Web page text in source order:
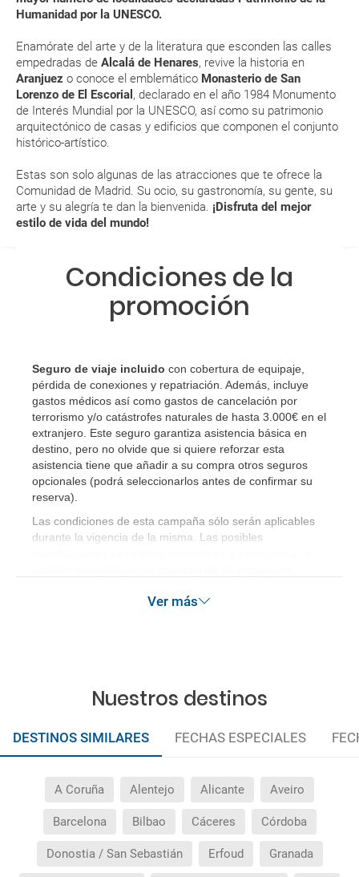
Humanidad por la UNESCO.
Enamórate del arte y de la literatura que esconden las calles
empedradas de Alcalá de Henares, revive la historia en
Aranjuez o conoce el emblemático Monasterio de San
Lorenzo de El Escorial , declarado en el año 1984 Monumento
de Interés Mundial por la UNESCO, así como su patrimonio
arquitectónico de casas y edificios que componen el conjunto
histórico-artístico.
Estas son solo algunas de las atracciones que te ofrece la
Comunidad de Madrid. Su ocio, su gastronomía, su gente, su
arte y su alegría te dan la bienvenida. ¡Disfruta del mejor
estilo de vida del mundo!
pero hay otras formas mejores de llegar, como cogiendo
el tren de alta velocidad AVE, un avión con destino al
Aeropuerto Adolfo Suárez-Madrid Barajas y, por supuesto,
autobuses.
Aunque cualquier época del año es buena para hacer una
escapada a la región, las estaciones con temperaturas
más agradables son primavera y otoño.
En Madrid se puede disfrutar mucho y gratis. Sí, has leído
bien, ¡GRATIS! Recorrer Madrid Río, divertirse con las
visitar grandes museos todos los miércoles no festivos.
ENE
0 °C
FEB
1 °C
MAR
3 °C
ABR
6 °C
modificar una reserva del viaje? ¿Qué gastos puede
generar una anulación o modificación del viaje?
¿Qué caducidad debe tener mi pasaporte para ir
a...?
¿Con cuánta antelación tengo que estar en el
aeropuerto?
RESERVAR ¿Cómo puedo reservar un viaje de
paquete vacacional en la página web?
sabré si se confirma el viaje?
¿Cómo sé si hay plazas disponibles en el viaje que
Si tengo los traslados incluidos, ¿dónde debo
dirigirme?
¿Incluye algún seguro de viaje mi reserva?
¿Cuáles son las condiciones generales en las
reservas de viajes?
¿Cuáles son los impuestos de entrada y salida del
al hotel o viceversa no ha aparecido?
¿Por qué me sale el precio de un niño igual que el
precio de un adulto?
¿Cuántas veces debo imprimir el bono de los
Condiciones de la
promoción
Seguro de viaje incluido con cobertura de equipaje,
pérdida de conexiones y repatriación. Además, incluye
gastos médicos así como gastos de cancelación por
terrorismo y/o catástrofes naturales de hasta 3.000€ en el
extranjero. Este seguro garantiza asistencia básica en
destino, pero no olvide que si quiere reforzar esta
asistencia tiene que añadir a su compra otros seguros
opcionales (podrá seleccionarlos antes de confirmar su
reserva)
Las condiciones de esta campaña sólo serán aplicables
durante la vigencia de la misma. Las posibles
Ver más
Nuestros destinos
DESTINOS SIMILARES FECHAS ESPECIALES
A Coruña Alentejo Alicante Aveiro
Barcelona Bilbao Cáceres Córdoba
Donostia / San Sebastián Erfoud Granada